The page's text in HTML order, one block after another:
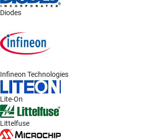
Diodes
Infineon Technologies
Lite-On
Littelfuse